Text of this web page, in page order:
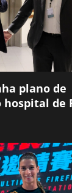
plano de
hospital de